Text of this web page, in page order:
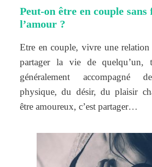
Peut-on être en couple sans
l’amour ?
Etre en couple, vivre une relation
partager la vie de quelqu’un,
généralement accompagné
physique, du désir, du plaisir
être amoureux, c’est partager…